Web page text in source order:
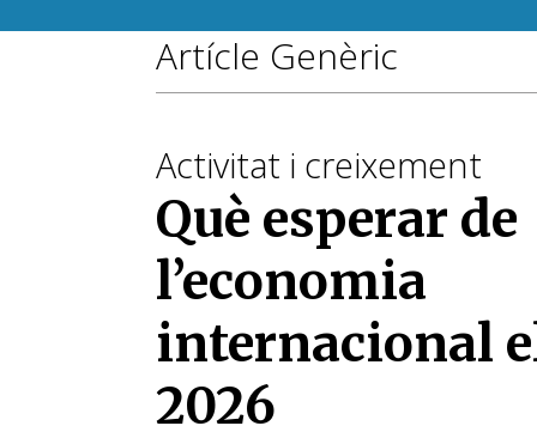
Artícle Genèric
Activitat i creixement
Què esperar de
l’economia
internacional
2026